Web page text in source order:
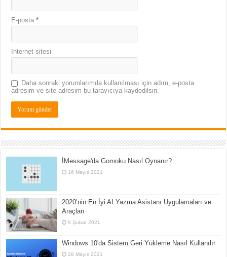
E-posta*
İnternet sitesi
Daha sonraki yorumlarımda kullanılması için adım, e-posta
adresim ve site adresim bu tarayıcıya kaydedilsin.
İMessage'da Gomoku Nasıl Oynanır?
16 Mayıs 2021
2020’nin En İyi AI Yazma Asistanı Uygulamaları ve
Araçları
8 Şubat 2021
Windows 10'da Sistem Geri Yükleme Nasıl Kullanılır
28 Mayıs 2021